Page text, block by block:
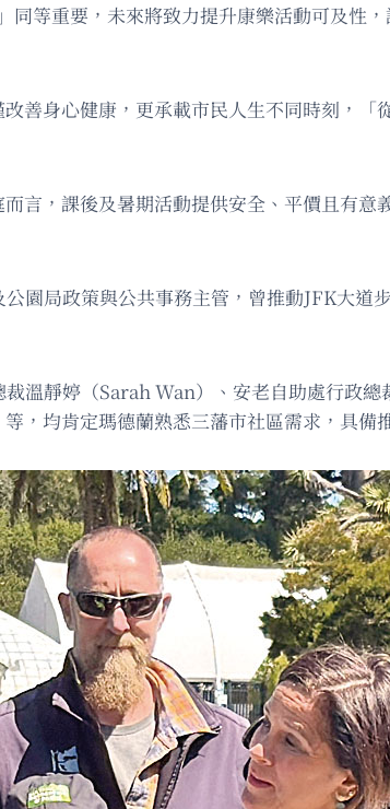
等重要，未來將致力提升康樂活動可及性
善身心健康，更承載市民人生不同時刻，
言，課後及暑期活動提供安全、平價且有
園局政策與公共事務主管，曾推動JFK大
溫靜婷（Sarah Wan）、安老自助處行政
均肯定瑪德蘭熟悉三藩市社區需求，具備